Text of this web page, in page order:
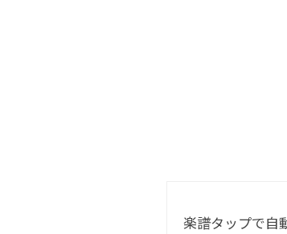
楽譜タップで自